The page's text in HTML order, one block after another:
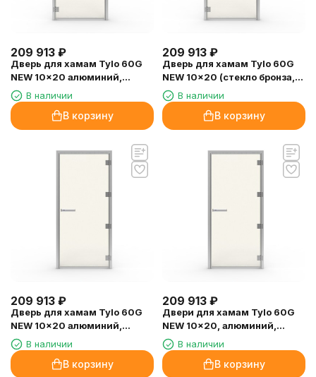
209 913 ₽
Дверь для хамам Tylo 60G
NEW 10x20 алюминий,
стекло бронза, петли слева
В наличии
В корзину
209 913 ₽
Дверь для хамам Tylo 60G
NEW 10x20 (стекло бронза,
петли справа)
В наличии
В корзину
209 913 ₽
Дверь для хамам Tylo 60G
NEW 10x20 алюминий,
стекло прозрачное, петли
справа
В наличии
В корзину
209 913 ₽
Двери для хамам Tylo 60G
NEW 10x20, алюминий,
прозрачное стекло, петли
слева
В наличии
В корзину